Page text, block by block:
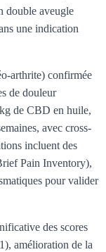
double aveugle
une indication
arthrite) confirmée
de douleur
de CBD en huile,
avec cross-
incluent des
Pain Inventory),
pour valider
des scores
amélioration de la